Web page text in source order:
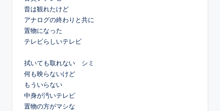
昔は観れたけど
アナログの終わりと共に
置物になった
テレビらしいテレビ
拭いても取れない　シミ
何も映らないけど
もういらない
中身が汚いテレビ
置物の方がマシな